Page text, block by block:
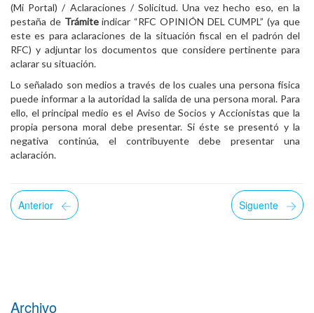
(Mi Portal) / Aclaraciones / Solicitud. Una vez hecho eso, en la
pestaña de Trámiteindicar “RFC OPINIÓN DEL CUMPL” (ya que
este es para aclaraciones de la situación fiscal en el padrón del
RFC) y adjuntar los documentos que considere pertinente para
aclarar su situación.
Lo señalado son medios a través de los cuales una persona física
puede informar a la autoridad la salida de una persona moral. Para
ello, el principal medio es el Aviso de Socios y Accionistas que la
propia persona moral debe presentar. Si éste se presentó y la
negativa continúa, el contribuyente debe presentar una
aclaración.
Anterior Siguente
Archivo